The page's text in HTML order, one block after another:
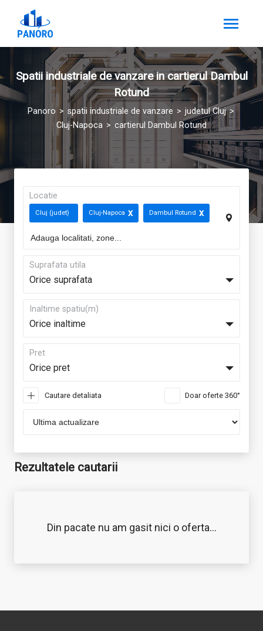
Spatii industriale de vanzare in cartierul Dambul
Rotund
Panoro spatii industriale de vanzare
judetul Cluj
Cluj-Napoca
cartierul Dambul Rotund
Locatie
Cluj (judet) Cluj-Napoca Dambul Rotund
Suprafata utila
Orice suprafata
Inaltime spatiu(m)
Orice inaltime
Pret
Orice pret
Doar oferte 360°
Cautare detaliata
Rezultatele cautarii
Din pacate nu am gasit nici o oferta...